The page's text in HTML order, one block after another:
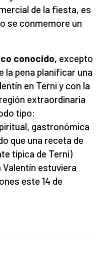
de la fiesta, es
se conmemore un
conocido, excepto
la pena planificar una
en Terni y con la
extraordinaria
tipo:
gastronómica
que una receta de
típica de Terni)
Valentín estuviera
este 14 de